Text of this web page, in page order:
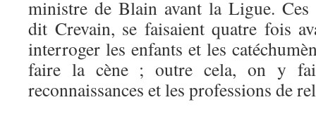
ministre de Blain avant la Ligue. Ces
dit Crevain, se faisaient quatre fois
interroger les enfants et les
faire la cène ; outre cela, on y
reconnaissances et les professions de